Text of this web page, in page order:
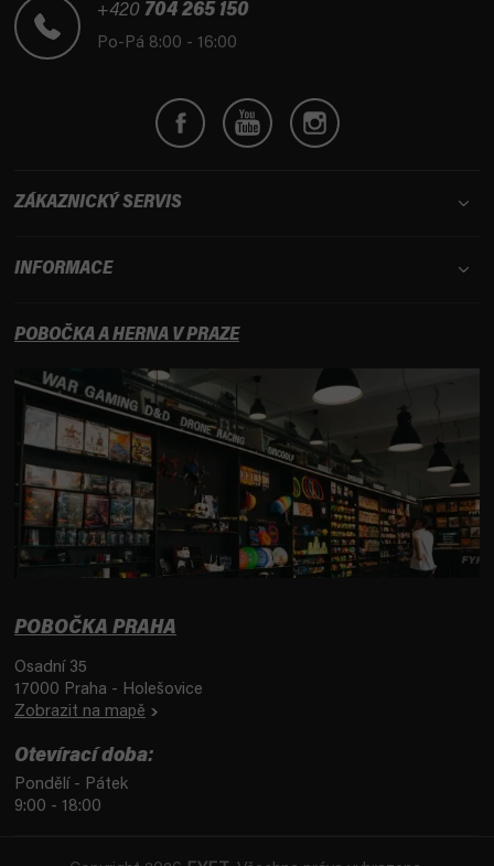
+420 704 265 150
Po-Pá 8:00 - 16:00
ZÁKAZNICKÝ SERVIS
INFORMACE
POBOČKA A HERNA V PRAZE
POBOČKA PRAHA
Osadní 35
17000 Praha - Holešovice
Zobrazit na mapě
Otevírací doba:
Pondělí - Pátek
9:00 - 18:00